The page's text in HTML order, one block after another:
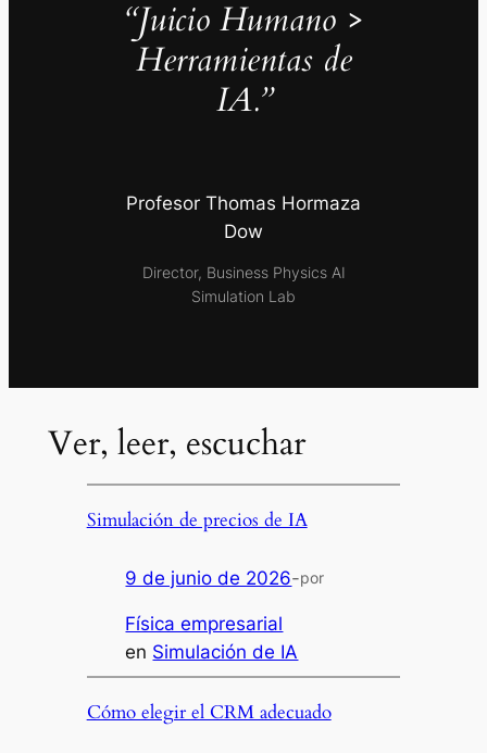
“Juicio Humano >
Herramientas de
IA.”
Profesor Thomas Hormaza
Dow
Director, Business Physics AI
Simulation Lab
Ver, leer, escuchar
Simulación de precios de IA
9 de junio de 2026-por
Física empresarial
en Simulación de IA
Cómo elegir el CRM adecuado